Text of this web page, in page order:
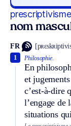
prescriptivisme
nom
FR
Philosophie.
En
et
c’est-à-dire
l’engage de
situations
1